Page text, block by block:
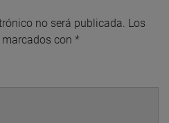
no será publicada. Los
con *